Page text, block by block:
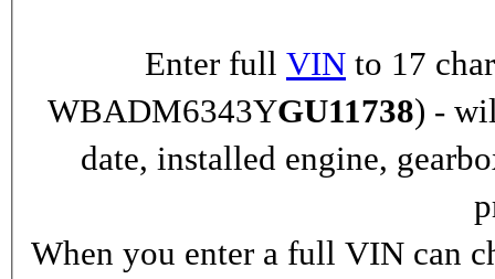
Enter full VIN to 17
WBADM6343YGU11738) -
date, installed engine,
When you enter a full VIN can